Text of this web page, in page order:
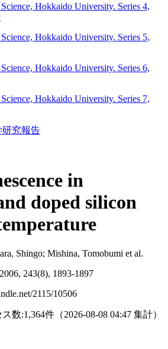
Hokkaido University. Series 4,
Hokkaido University. Series 5,
Hokkaido University. Series 6,
Hokkaido University. Series 7,
研究報告
in
doped silicon
Shingo; Mishina, Tomobumi et al.
243(8), 1893-1897
2115/10506
数:1,364件 （2026-08-08 04:47 集計）